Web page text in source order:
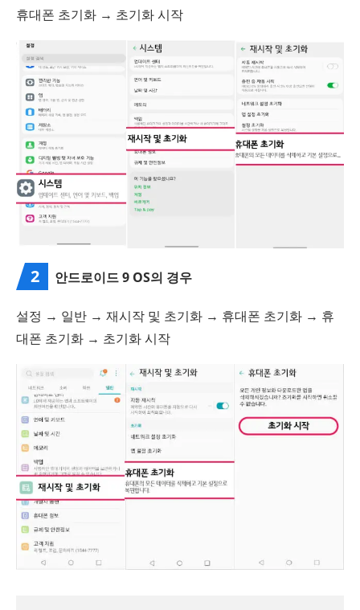
휴대폰 초기화 → 초기화 시작
2 안드로이드 9 OS의 경우
설정 → 일반 → 재시작 및 초기화 → 휴대폰 초기화 → 휴
대폰 초기화 → 초기화 시작